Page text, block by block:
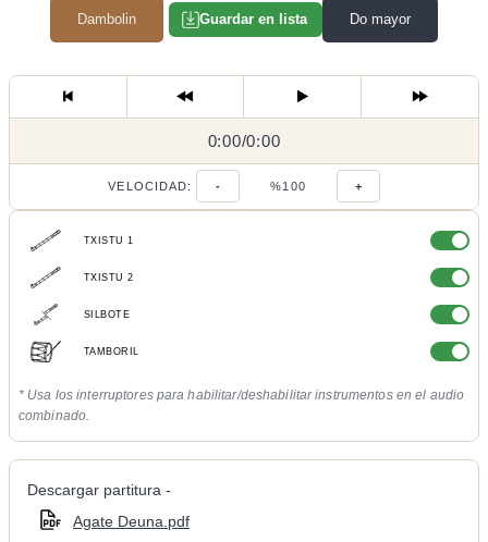
Dambolin Guardar en lista Do mayor
0:00/
0:00/0:00
VELOCIDAD: - %100 +
TXISTU 1
TXISTU 2
SILBOTE
TAMBORIL
* Usa los interruptores para habilitar/deshabilitar instrumentos en el audio
combinado.
Descargar partitura -
Agate Deuna.pdf